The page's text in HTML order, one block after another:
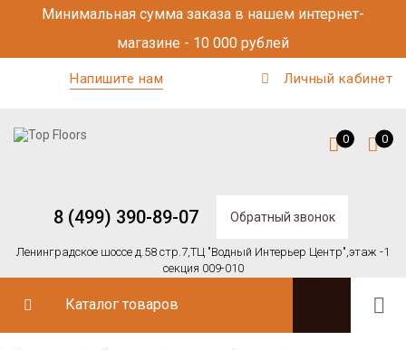
Минимальная сумма заказа в нашем интернет-
магазине - 10 000 рублей
Напишите нам Личный кабинет
8 (499) 390-89-07 Обратный звонок
Ленинградское шоссе д.58 стр.7,ТЦ "Водный Интерьер Центр",этаж -1
секция 009-010
0 0
Каталог товаров